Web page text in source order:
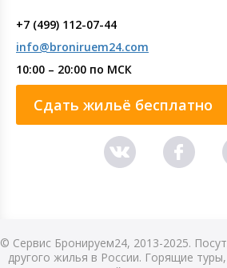
+7 (499) 112-07-44
info@broniruem24.com
10:00 – 20:00 по МСК
Сдать жильё бесплатно
© Сервис Бронируем24, 2013-2025.
другого жилья в России. Горящие